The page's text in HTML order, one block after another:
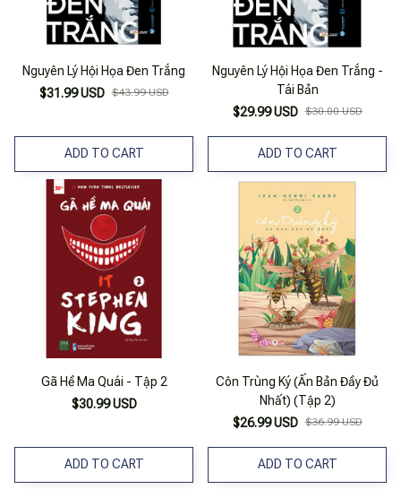
Nguyên Lý Hội Họa Đen Trắng
$31.99 USD $43.99 USD
ADD TO CART
Nguyên Lý Hội Họa Đen Trắng -
Tái Bản
$29.99 USD $30.00 USD
ADD TO CART
Gã Hề Ma Quái - Tập 2
$30.99 USD
ADD TO CART
Côn Trùng Ký (Ấn Bản Đầy Đủ
Nhất) (Tập 2)
$26.99 USD $36.99 USD
ADD TO CART